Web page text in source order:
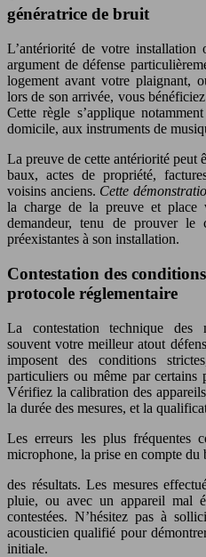
génératrice de bruit
L’antériorité de votre
argument de défense
logement avant votre plaignant,
lors de son arrivée, vous
Cette règle s’applique
domicile, aux instruments de
La preuve de cette antériorité peut
baux, actes de propriété,
voisins anciens. Cette
la charge de la preuve et place
demandeur, tenu de prouver le
préexistantes à son installation.
Contestation des
protocole réglementaire
La contestation technique des
souvent votre meilleur atout
imposent des conditions
particuliers ou même par certains
Vérifiez la calibration des
la durée des mesures, et la
Les erreurs les plus fréquentes
microphone, la prise en compte
des résultats. Les mesures
pluie, ou avec un appareil mal
contestées. N’hésitez pas à
acousticien qualifié pour
initiale.